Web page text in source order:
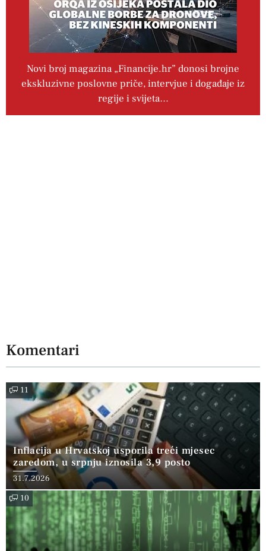
Novi broj magazina „Financije.hr” donosi brojne
ekskluzivne poslovne priče, intervjue i događaje iz
regije i svijeta…
Komentari
11
Inflacija u Hrvatskoj usporila treći mjesec
zaredom, u srpnju iznosila 3,9 posto
31.7.2026
10